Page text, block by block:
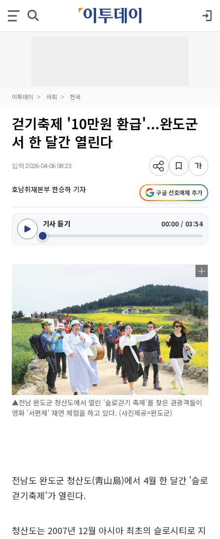
이투데이 사회 전국
걷기축제 '10만원 환급'...완도군
서 한 달간 열린다
입력 2026-04-06 08:23
호남취재본부 한승하 기자 구글 선호매체 추가
기사 듣기 00:00 / 03:54
▲전남 완도군 청산도에서 열린 '슬로걷기 축제'를 찾은 관광객들이
영화 '서편제' 재연 체험을 하고 있다. (사진제공=완도군)
전남도 완도군 청산도(靑山島)에서 4월 한 달간 '슬로
걷기축제'가 열린다.
청산도는 2007년 12월 아시아 최초의 슬로시티로 지